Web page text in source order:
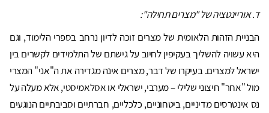
ד. אוריינטציה של "מצרים תחילה":
הבניית הזהות הלאומית של מצרים זוכה לדיון נרחב בספרי הלימוד, וגם
היא עשויה להשליך בעקיפין לחיוב על גישתם של התלמידים לקשרים בין
ישראל למצרים. בעיקרו של דבר, מצרים אינה מגדירה את ה"אני" המצרי
מול "אחר" חיצוני שלילי – מערבי, ישראלי או אסלאמיסטי, אלא מעלה על
נס אינטרסים מדיניים, ביטחוניים, כלכליים, חברתיים וסביבתיים הנוגעים